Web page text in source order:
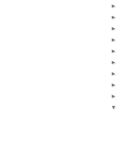
►
►
►
►
►
►
►
►
►
▼